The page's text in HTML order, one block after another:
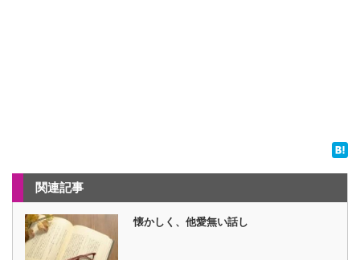
関連記事
懐かしく、他愛無い話し